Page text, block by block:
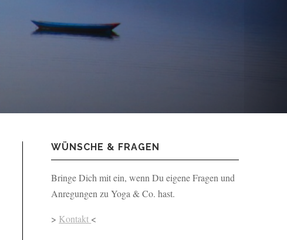
WÜNSCHE & FRAGEN
Bringe Dich mit ein, wenn Du eigene Fragen und
Anregungen zu Yoga & Co. hast.
> Kontakt <